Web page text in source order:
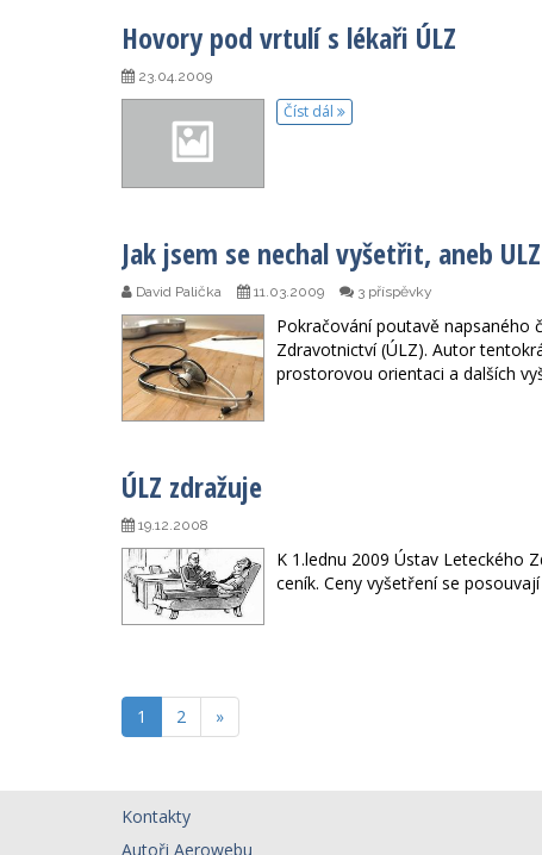
Hovory pod vrtulí s lékaři ÚLZ
23.04.2009
Číst dál
Jak jsem se nechal vyšetřit, aneb
David Palička 11.03.2009 3 příspěvky
Pokračování poutavě napsaného
Zdravotnictví (ÚLZ). Autor
prostorovou orientaci a dalších
ÚLZ zdražuje
19.12.2008
K 1.lednu 2009 Ústav Leteckého
ceník. Ceny vyšetření se
1 2 »
Kontakty
Autoři Aerowebu